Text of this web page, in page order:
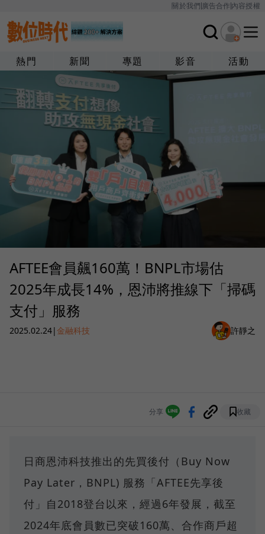
關於我們廣告合作內容授權
熱門 新聞 專題 影音 活動
AFTEE會員飆160萬！BNPL市場估
2025年成長14%，恩沛將推線下「掃碼
支付」服務
2025.02.24|金融科技 許靜之
分享 收藏
日商恩沛科技推出的先買後付（Buy Now
Pay Later，BNPL) 服務「AFTEE先享後
付」自2018登台以來，經過6年發展，截至
2024年底會員數已突破160萬、合作商戶超